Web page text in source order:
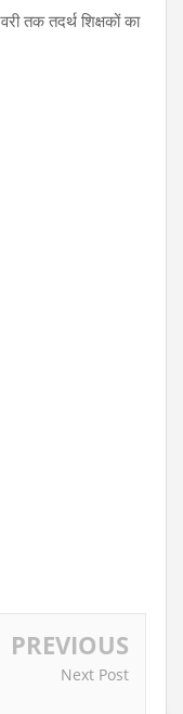
तक तदर्थ शिक्षकों का
PREVIOUS
Next Post